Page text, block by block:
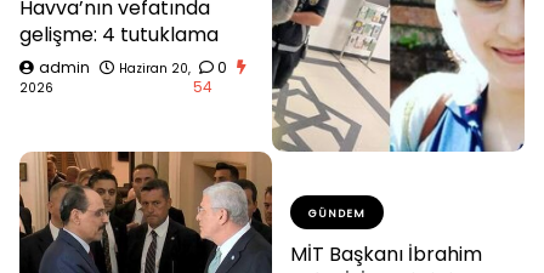
Havva’nın vefatında
gelişme: 4 tutuklama
admin
Haziran 20,
2026
0
54
GÜNDEM
MİT Başkanı İbrahim